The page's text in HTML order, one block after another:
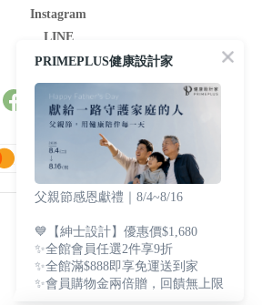
Instagram
LINE
Youtube
PRIMEPLUS健康設計家
父親節感恩獻禮｜8/4~8/16
💙【紳士設計】優惠價$1,680
✨全館會員任選2件享9折
✨全館滿$888即享免運送到家
✨會員購物金兩倍贈，回饋無上限